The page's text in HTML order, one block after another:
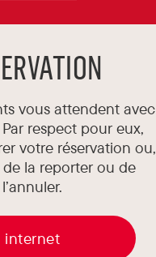
vous attendent avec
respect pour eux,
votre réservation ou,
de la reporter ou de
l’annuler.
internet